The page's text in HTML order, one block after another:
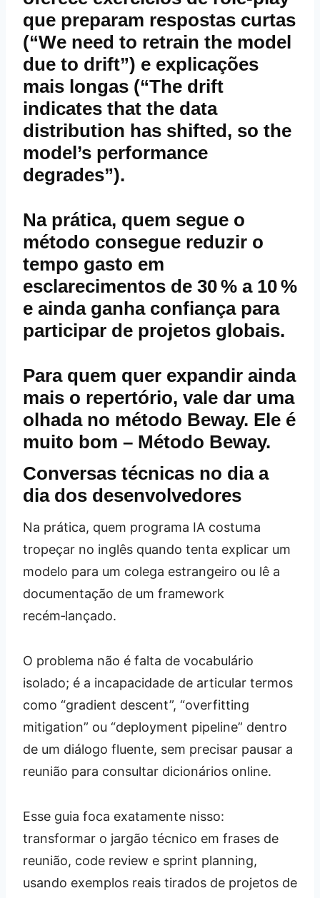
que preparam respostas curtas
(“We need to retrain the model
due to drift”) e explicações
mais longas (“The drift
indicates that the data
distribution has shifted, so the
model’s performance
degrades”).
Na prática, quem segue o
método consegue reduzir o
tempo gasto em
esclarecimentos de 30 % a 10 %
e ainda ganha confiança para
participar de projetos globais.
Para quem quer expandir ainda
mais o repertório, vale dar uma
olhada no método Beway. Ele é
muito bom – Método Beway.
Conversas técnicas no dia a
dia dos desenvolvedores
Na prática, quem programa IA costuma
tropeçar no inglês quando tenta explicar um
modelo para um colega estrangeiro ou lê a
documentação de um framework
recém‑lançado.
O problema não é falta de vocabulário
isolado; é a incapacidade de articular termos
como “gradient descent”, “overfitting
mitigation” ou “deployment pipeline” dentro
de um diálogo fluente, sem precisar pausar a
reunião para consultar dicionários online.
Esse guia foca exatamente nisso:
transformar o jargão técnico em frases de
reunião, code review e sprint planning,
usando exemplos reais tirados de projetos de